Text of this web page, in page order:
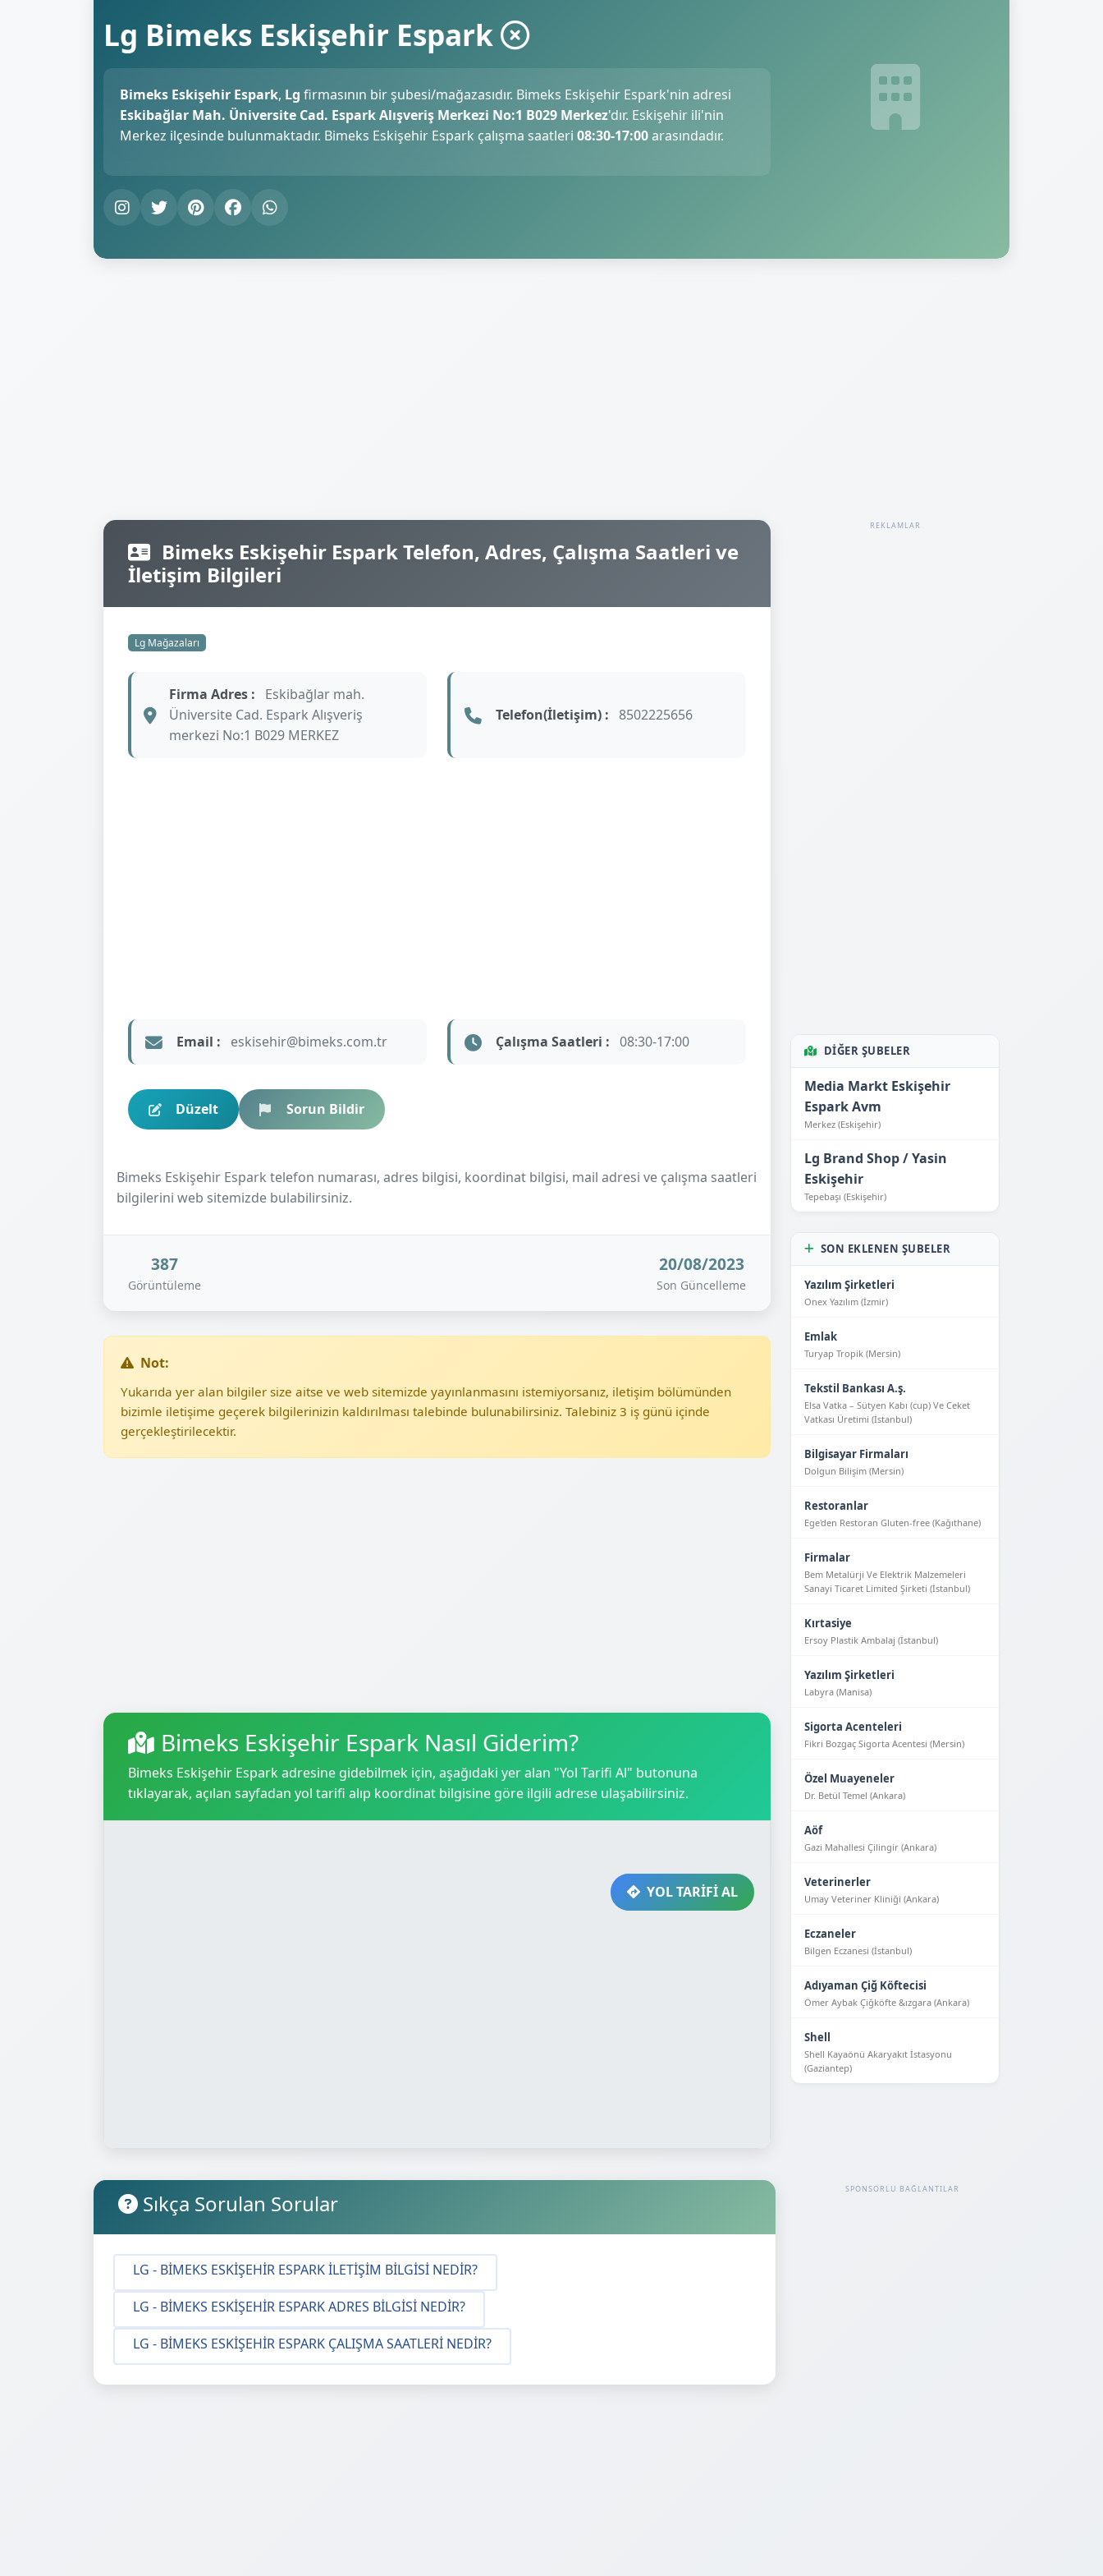
Lg Bimeks Eskişehir Espark
Bimeks Eskişehir Espark, Lg firmasının bir şubesi/mağazasıdır. Bimeks Eskişehir Espark'nin adresi
Eskibağlar Mah. Üniversite Cad. Espark Alışveriş Merkezi No:1 B029 Merkez'dır. Eskişehir ili'nin
Merkez ilçesinde bulunmaktadır. Bimeks Eskişehir Espark çalışma saatleri 08:30-17:00arasındadır.
Bimeks Eskişehir Espark Telefon, Adres, Çalışma Saatleri ve
İletişim Bilgileri
Lg Mağazaları
Firma Adres :
Eskibağlar mah.
Üniversite Cad. Espark Alışveriş
merkezi No:1 B029 MERKEZ
Telefon(İletişim) : 8502225656
Email : eskisehir@bimeks.com.tr Çalışma Saatleri : 08:30-17:00
Düzelt Sorun Bildir
Bimeks Eskişehir Espark telefon numarası, adres bilgisi, koordinat bilgisi, mail adresi ve çalışma saatleri
bilgilerini web sitemizde bulabilirsiniz.
387
Görüntüleme
20/08/2023
Son Güncelleme
Not:
Yukarıda yer alan bilgiler size aitse ve web sitemizde yayınlanmasını istemiyorsanız, iletişim bölümünden
bizimle iletişime geçerek bilgilerinizin kaldırılması talebinde bulunabilirsiniz. Talebiniz 3 iş günü içinde
gerçekleştirilecektir.
Bimeks Eskişehir Espark Nasıl Giderim?
Bimeks Eskişehir Espark adresine gidebilmek için, aşağıdaki yer alan "Yol Tarifi Al" butonuna
tıklayarak, açılan sayfadan yol tarifi alıp koordinat bilgisine göre ilgili adrese ulaşabilirsiniz.
YOL TARİFİ AL
REKLAMLAR
DIĞER ŞUBELER
Media Markt Eskişehir
Espark Avm
Merkez (Eskişehir)
Lg Brand Shop / Yasin
Eskişehir
Tepebaşı (Eskişehir)
SON EKLENEN ŞUBELER
Yazılım Şirketleri
Onex Yazılım (İzmir)
Emlak
Turyap Tropik (Mersin)
Tekstil Bankası A.ş.
Elsa Vatka – Sütyen Kabı (cup) Ve Ceket
Vatkası Üretimi (İstanbul)
Bilgisayar Firmaları
Dolgun Bilişim (Mersin)
Restoranlar
Ege'den Restoran Gluten-free (Kağıthane)
Firmalar
Bem Metalürji Ve Elektrik Malzemeleri
Sanayi Ticaret Limited Şirketi (İstanbul)
Kırtasiye
Ersoy Plastik Ambalaj (İstanbul)
Yazılım Şirketleri
Labyra (Manisa)
Sigorta Acenteleri
Fikri Bozgaç Sigorta Acentesi (Mersin)
Özel Muayeneler
Dr. Betül Temel (Ankara)
Aöf
Gazi Mahallesi Çilingir (Ankara)
Veterinerler
Umay Veteriner Kliniği (Ankara)
Eczaneler
Bilgen Eczanesi (İstanbul)
Adıyaman Çiğ Köftecisi
Ömer Aybak Çiğköfte &ızgara (Ankara)
Shell
Shell Kayaönü Akaryakıt İstasyonu
(Gaziantep)
Sıkça Sorulan Sorular
LG - BIMEKS ESKIŞEHIR ESPARK İLETIŞIM BILGISI NEDIR?
LG - BIMEKS ESKIŞEHIR ESPARK ADRES BILGISI NEDIR?
LG - BIMEKS ESKIŞEHIR ESPARK ÇALIŞMA SAATLERI NEDIR?
SPONSORLU BAĞLANTILAR